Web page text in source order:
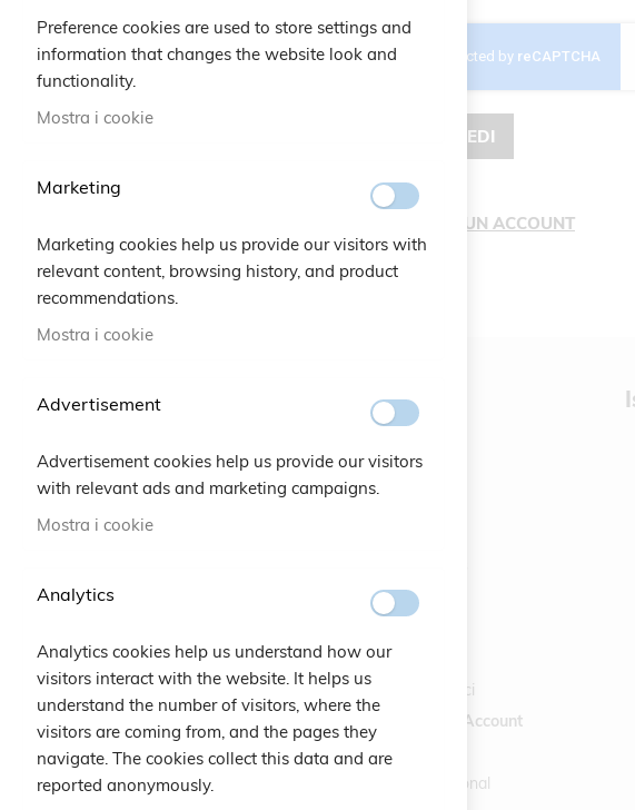
ACCEDI
CREA UN ACCOUNT
#SOCIALS
Charity
Contattaci
Crea un Account
International
Preference cookies are used to store settings and
information that changes the website look and
functionality.
Mostra i cookie
Marketing
Marketing cookies help us provide our visitors with
relevant content, browsing history, and product
recommendations.
Mostra i cookie
Advertisement
Advertisement cookies help us provide our visitors
with relevant ads and marketing campaigns.
Mostra i cookie
Analytics
Analytics cookies help us understand how our
visitors interact with the website. It helps us
understand the number of visitors, where the
visitors are coming from, and the pages they
navigate. The cookies collect this data and are
reported anonymously.